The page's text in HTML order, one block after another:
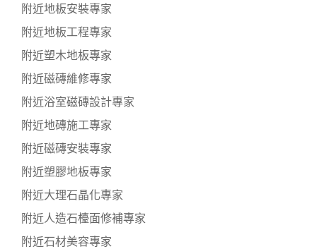
附近地板安裝專家
附近地板工程專家
附近塑木地板專家
附近磁磚維修專家
附近浴室磁磚設計專家
附近地磚施工專家
附近磁磚安裝專家
附近塑膠地板專家
附近大理石晶化專家
附近人造石檯面修補專家
附近石材美容專家